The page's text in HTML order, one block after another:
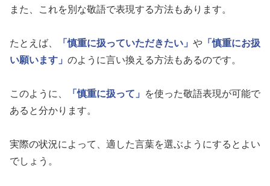
また、これを別な敬語で表現する方法もあります。
たとえば、 「慎重に扱っていただきたい」 や 「慎重にお扱
い願います」 のように言い換える方法もあるのです。
このように、 「慎重に扱って」
を使った敬語表現が可能で
あると分かります。
実際の状況によって、適した言葉を選ぶようにするとよい
でしょう。